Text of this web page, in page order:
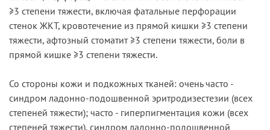
≥3 степени тяжести, включая фатальные перфорации
стенок ЖКТ, кровотечение из прямой кишки ≥3 степени
тяжести, афтозный стоматит ≥3 степени тяжести, боли в
прямой кишке ≥3 степени тяжести.
Со стороны кожи и подкожных тканей: очень часто -
синдром ладонно-подошвенной эритродизестезии (всех
степеней тяжести); часто - гиперпигментация кожи (всех
степеней тяжести), синдром ладонно-подошвенной